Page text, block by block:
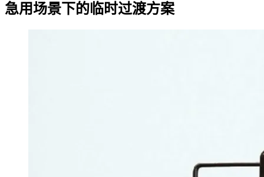
急用场景下的临时过渡方案